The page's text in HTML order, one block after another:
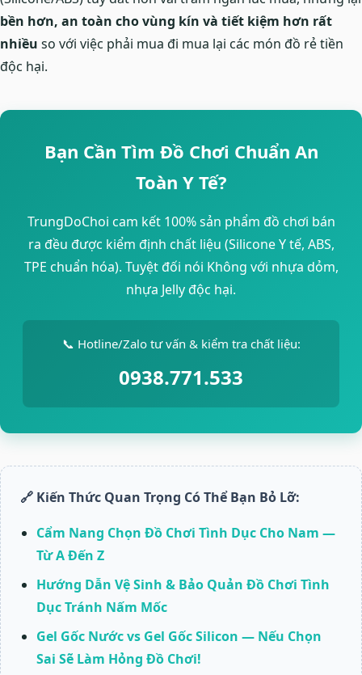
bền hơn, an toàn cho vùng kín và tiết kiệm hơn rất
nhiều so với việc phải mua đi mua lại các món đồ rẻ tiền
độc hại.
Bạn Cần Tìm Đồ Chơi Chuẩn An
Toàn Y Tế?
TrungDoChoi cam kết 100% sản phẩm đồ chơi bán
ra đều được kiểm định chất liệu (Silicone Y tế, ABS,
TPE chuẩn hóa). Tuyệt đối nói Không với nhựa dỏm,
nhựa Jelly độc hại.
📞 Hotline/Zalo tư vấn & kiểm tra chất liệu:
0938.771.533
🔗 Kiến Thức Quan Trọng Có Thể Bạn Bỏ Lỡ:
Cẩm Nang Chọn Đồ Chơi Tình Dục Cho Nam —
Từ A Đến Z
Hướng Dẫn Vệ Sinh & Bảo Quản Đồ Chơi Tình
Dục Tránh Nấm Mốc
Gel Gốc Nước vs Gel Gốc Silicon — Nếu Chọn
Sai Sẽ Làm Hỏng Đồ Chơi!